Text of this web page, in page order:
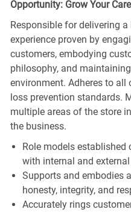
Opportunity: Grow Your
Responsible for delivering
experience proven by
customers, embodying
philosophy, and
environment. Adheres to all
loss prevention standards.
multiple areas of the store
the business.
Role models established
with internal and
Supports and embodies
honesty, integrity, and
Accurately rings